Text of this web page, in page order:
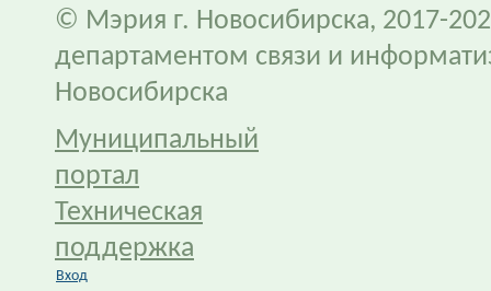
© Мэрия г. Новосибирска, 2017-
департаментом связи и
Новосибирска
Муниципальный
портал
Техническая
поддержка
Вход